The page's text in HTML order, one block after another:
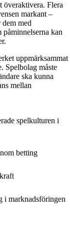
överaktivera. Flera
markant –
med
påminnelserna kan
uppmärksammat
Spelbolag måste
ska kunna
mellan
spelkulturen i
betting
i marknadsföringen